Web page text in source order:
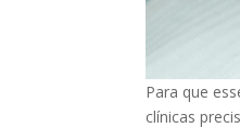
Para que
clínicas